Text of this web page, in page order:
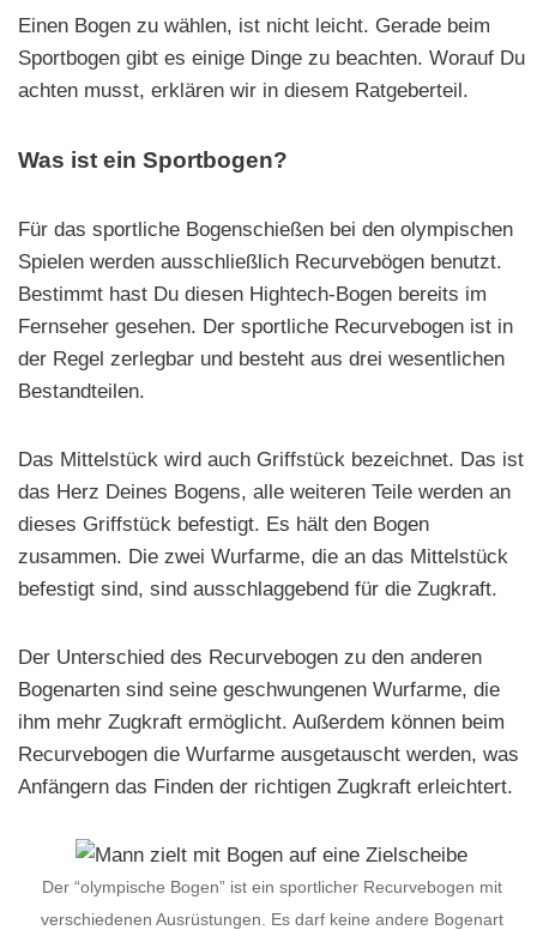
Einen Bogen zu wählen, ist nicht leicht. Gerade beim
Sportbogen gibt es einige Dinge zu beachten. Worauf Du
achten musst, erklären wir in diesem Ratgeberteil.
Was ist ein Sportbogen?
Für das sportliche Bogenschießen bei den olympischen
Spielen werden ausschließlich Recurvebögen benutzt.
Bestimmt hast Du diesen Hightech-Bogen bereits im
Fernseher gesehen. Der sportliche Recurvebogen ist in
der Regel zerlegbar und besteht aus drei wesentlichen
Bestandteilen.
Das Mittelstück wird auch Griffstück bezeichnet. Das ist
das Herz Deines Bogens, alle weiteren Teile werden an
dieses Griffstück befestigt. Es hält den Bogen
zusammen. Die zwei Wurfarme, die an das Mittelstück
befestigt sind, sind ausschlaggebend für die Zugkraft.
Der Unterschied des Recurvebogen zu den anderen
Bogenarten sind seine geschwungenen Wurfarme, die
ihm mehr Zugkraft ermöglicht. Außerdem können beim
Recurvebogen die Wurfarme ausgetauscht werden, was
Anfängern das Finden der richtigen Zugkraft erleichtert.
Der “olympische Bogen” ist ein sportlicher Recurvebogen mit
verschiedenen Ausrüstungen. Es darf keine andere Bogenart